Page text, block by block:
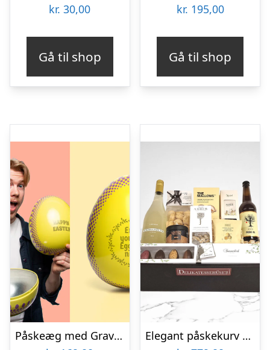
kr. 30,00
Gå til shop
kr. 195,00
Gå til shop
Påskeæg med Gravering – Egen Design
Elegant påskekurv med danske luksusvarer